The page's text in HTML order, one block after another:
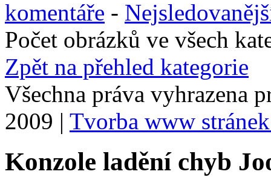
komentáře -
Počet obrázků ve všech
Zpět na přehled kategorie
Všechna práva vyhrazena
2009 | Tvorba www
Konzole ladění chyb